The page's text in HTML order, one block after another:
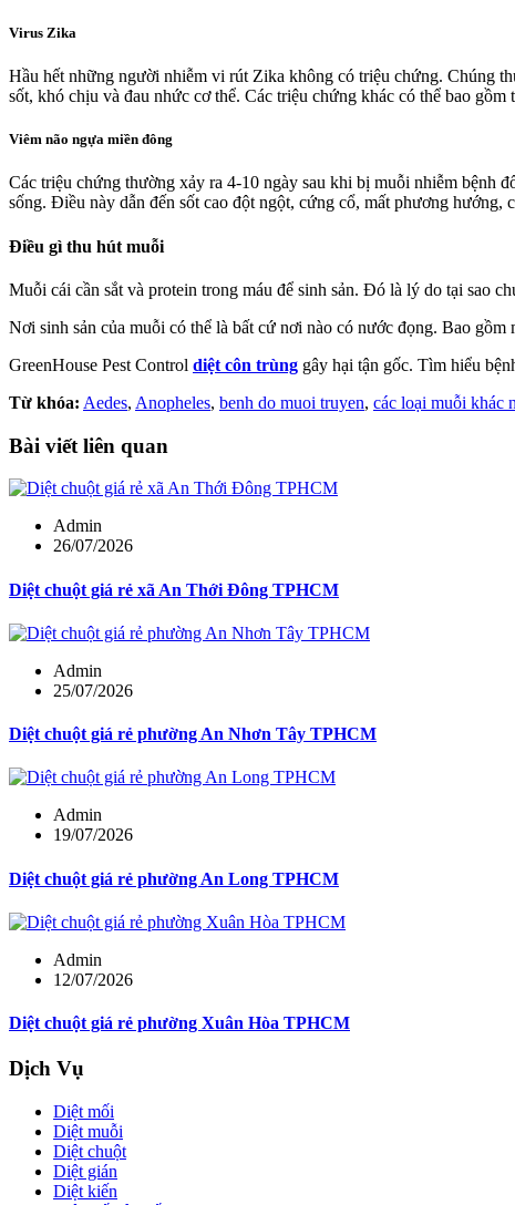
Virus Zika
Hầu hết những người nhiễm vi rút Zika không có triệu chứng. Chúng
sốt, khó chịu và đau nhức cơ thể. Các triệu chứng khác có thể bao gồm
Viêm não ngựa miền đông
Các triệu chứng thường xảy ra 4-10 ngày sau khi bị muỗi nhiễm bệnh
sống. Điều này dẫn đến sốt cao đột ngột, cứng cổ, mất phương hướng,
Điều gì thu hút muỗi
Muỗi cái cần sắt và protein trong máu để sinh sản. Đó là lý do tại sao
Nơi sinh sản của muỗi có thể là bất cứ nơi nào có nước đọng. Bao
GreenHouse Pest Control diệt côn trùng gây hại tận gốc. Tìm hiểu
Từ khóa: Aedes, Anopheles, benh do muoi truyen, các loại muỗi khác
Bài viết liên quan
Admin
26/07/2026
Diệt chuột giá rẻ xã An Thới Đông TPHCM
Admin
25/07/2026
Diệt chuột giá rẻ phường An Nhơn Tây TPHCM
Admin
19/07/2026
Diệt chuột giá rẻ phường An Long TPHCM
Admin
12/07/2026
Diệt chuột giá rẻ phường Xuân Hòa TPHCM
Dịch Vụ
Diệt mối
Diệt muỗi
Diệt chuột
Diệt gián
Diệt kiến